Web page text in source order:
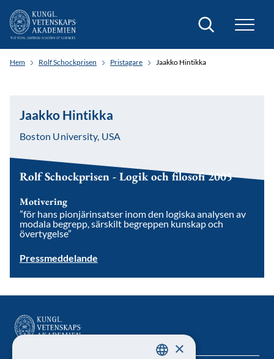
Sök
Hem Rolf Schockprisen Pristagare Jaakko Hintikka
Jaakko Hintikka
Boston University, USA
Rolf Schockprisen - Logik och filosofi 2005
Motivering
”för hans pionjärinsatser inom den logiska analysen av
modala begrepp, särskilt begreppen kunskap och
övertygelse”
Pressmeddelande
×